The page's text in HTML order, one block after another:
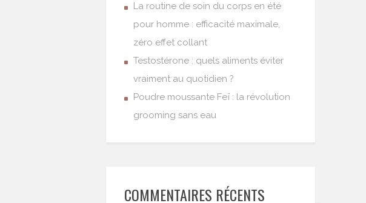
La routine de soin du corps en été
pour homme : efficacité maximale,
zéro effet collant
Testostérone : quels aliments éviter
vraiment au quotidien ?
Poudre moussante Feï : la révolution
grooming sans eau
COMMENTAIRES RÉCENTS